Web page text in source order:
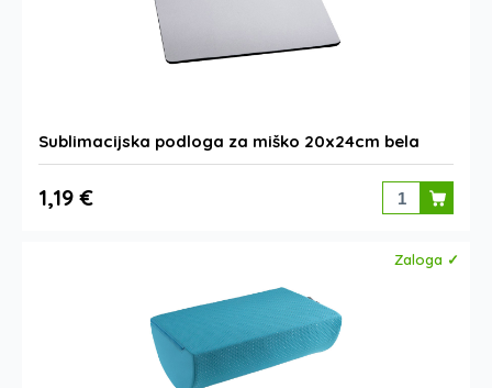
Sublimacijska podloga za miško 20x24cm bela
1,19 €
Zaloga ✓